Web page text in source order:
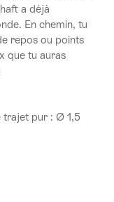
a déjà
En chemin, tu
repos ou points
que tu auras
trajet pur : Ø 1,5